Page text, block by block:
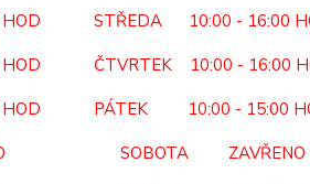
s Kód
doba
HOD STŘEDA 10:00 - 16:00
HOD ČTVRTEK 10:00 - 16:00
PÁTEK 10:00 - 15:00
SOBOTA ZAVŘENO